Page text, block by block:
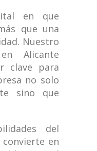
en que
que una
Nuestro
Alicante
clave para
no solo
sino que
del
convierte en